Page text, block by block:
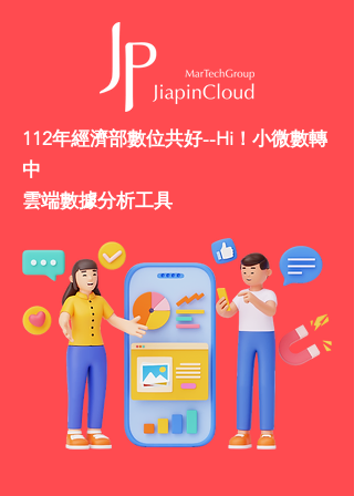
112年經濟部數位共好--Hi！小微數轉
中
​雲端數據分析工具